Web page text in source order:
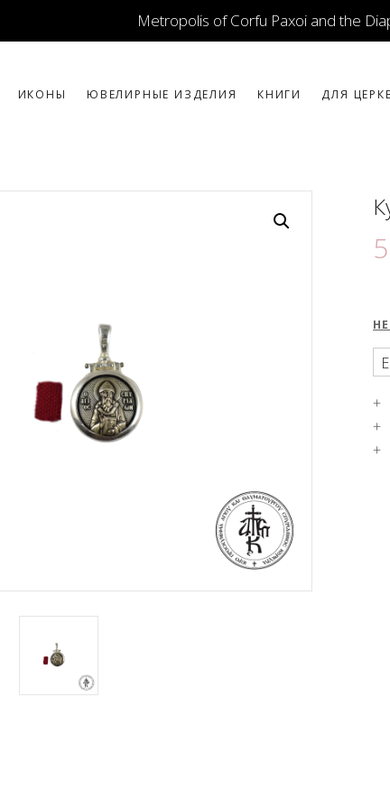
Metropolis of Corfu Paxoi and the
ИКОНЫ ЮВЕЛИРНЫЕ ИЗДЕЛИЯ КНИГИ ДЛЯ
ИКОНЫ
ИЗДЕЛИЯ
ПРЕДМЕТЫ
СУВЕНИРЫ